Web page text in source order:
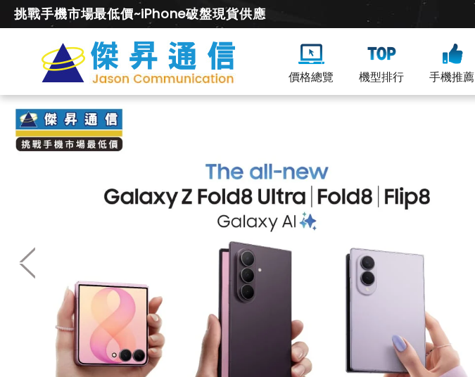
挑戰手機市場最低價~iPhone破盤現貨供應
價格總覽 機型排行 手機推薦